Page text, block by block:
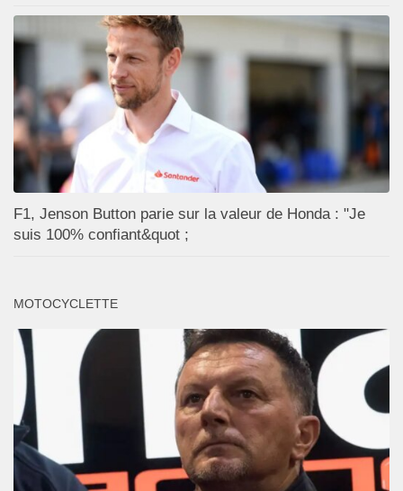
F1, Jenson Button parie sur la valeur de Honda : "Je
suis 100% confiant&quot ;
MOTOCYCLETTE